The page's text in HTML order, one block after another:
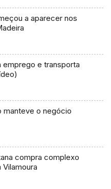
a aparecer nos
emprego e transporta
manteve o negócio
compra complexo
Vilamoura